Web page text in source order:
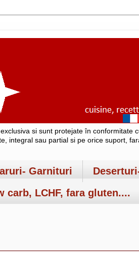
si sunt protejate în conformitate
integral sau partial si pe orice suport,
Garnituri
carb, LCHF, fara gluten....